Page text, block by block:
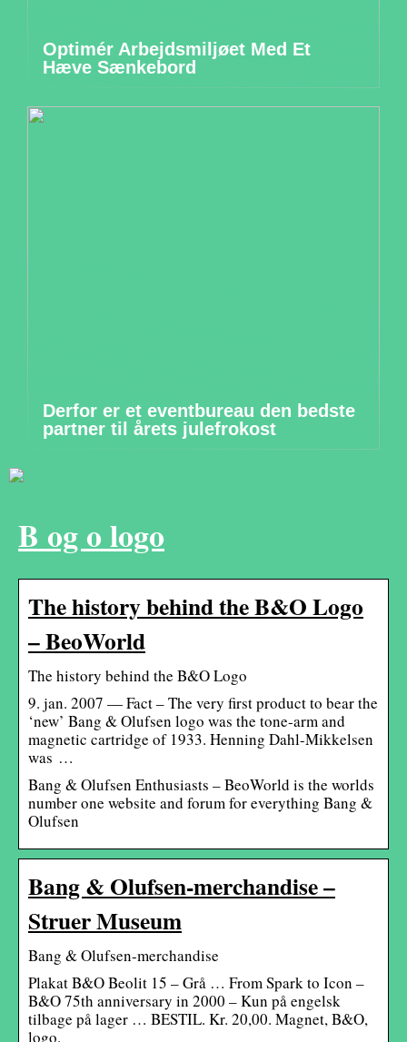
Optimér Arbejdsmiljøet Med Et
Hæve Sænkebord
Derfor er et eventbureau den bedste
partner til årets julefrokost
B og o logo
The history behind the B&O Logo
– BeoWorld
The history behind the B&O Logo
9. jan. 2007 — Fact – The very first product to bear the
‘new’ Bang & Olufsen logo was the tone-arm and
magnetic cartridge of 1933. Henning Dahl-Mikkelsen
was …
Bang & Olufsen Enthusiasts – BeoWorld is the worlds
number one website and forum for everything Bang &
Olufsen
Bang & Olufsen-merchandise –
Struer Museum
Bang & Olufsen-merchandise
Plakat B&O Beolit 15 – Grå … From Spark to Icon –
B&O 75th anniversary in 2000 – Kun på engelsk
tilbage på lager … BESTIL. Kr. 20,00. Magnet, B&O,
logo.